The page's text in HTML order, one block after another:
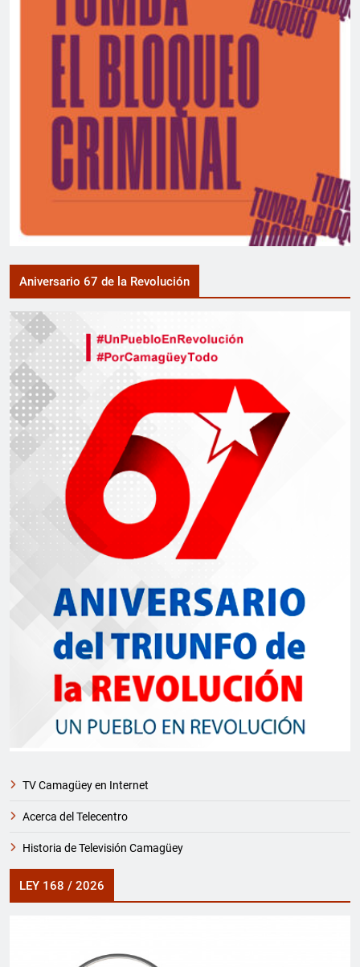
Aniversario 67 de la Revolución
TV Camagüey en Internet
Acerca del Telecentro
Historia de Televisión Camagüey
LEY 168 / 2026